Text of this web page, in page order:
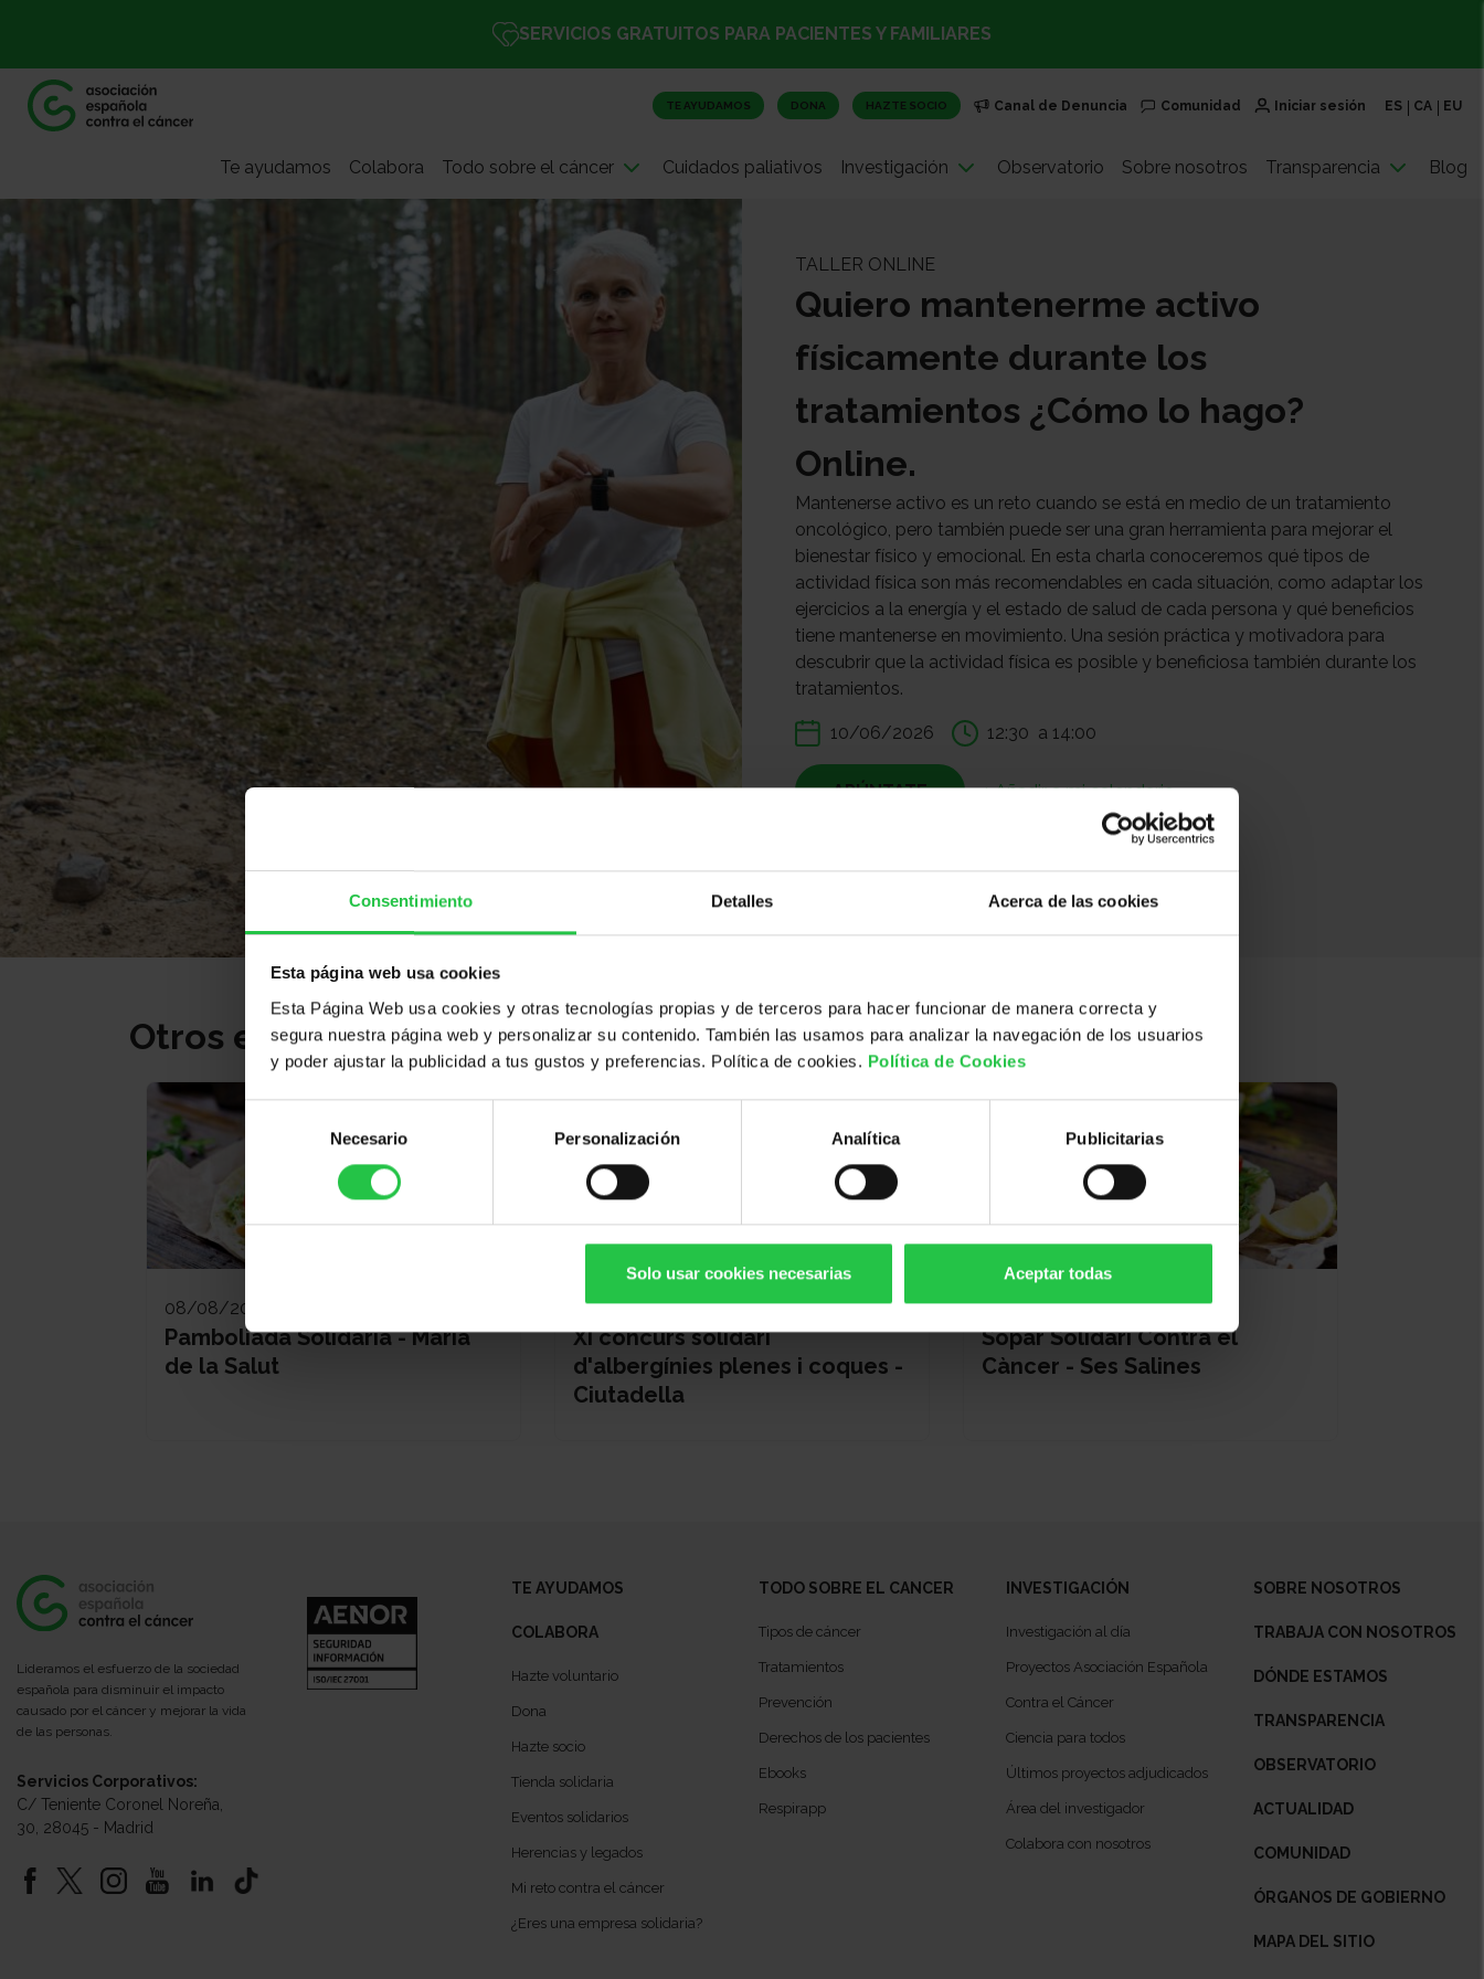
Consentimiento Detalles Acerca de las cookies
Esta página web usa cookies
Esta Página Web usa cookies y otras tecnologías propias y de terceros para hacer funcionar de manera correcta y
segura nuestra página web y personalizar su contenido. También las usamos para analizar la navegación de los usuarios
y poder ajustar la publicidad a tus gustos y preferencias. Política de cookies. Política de Cookies
Selección
de
consentimiento
Necesario Personalización Analítica Publicitarias
Solo usar cookies necesarias Aceptar todas
SERVICIOS GRATUITOS PARA PACIENTES Y FAMILIARES
TE AYUDAMOS DONA HAZTE SOCIO Canal de Denuncia Comunidad Iniciar sesión ES CA EU
Te ayudamos Colabora Todo sobre el cáncer Cuidados paliativos Investigación Observatorio Sobre nosotros Transparencia Blog
TALLER ONLINE
Quiero mantenerme activo
físicamente durante los
tratamientos ¿Cómo lo hago?
Online.
Mantenerse activo es un reto cuando se está en medio de un tratamiento
oncológico, pero también puede ser una gran herramienta para mejorar el
bienestar físico y emocional. En esta charla conoceremos qué tipos de
actividad física son más recomendables en cada situación, como adaptar los
ejercicios a la energía y el estado de salud de cada persona y qué beneficios
tiene mantenerse en movimiento. Una sesión práctica y motivadora para
descubrir que la actividad física es posible y beneficiosa también durante los
tratamientos.
10/06/2026 12:30 a 14:00
APÚNTATE + Añadir a mi calendario
Otros eventos
08/08/2026
Pamboliada Solidària - Maria
de la Salut
13/08/2026
XI concurs solidari
d'albergínies plenes i coques -
Ciutadella
19/08/2026
Sopar Solidari Contra el
Càncer - Ses Salines
Lideramos el esfuerzo de la sociedad
española para disminuir el impacto
causado por el cáncer y mejorar la vida
de las personas.
Servicios Corporativos:
C/ Teniente Coronel Noreña,
30, 28045 - Madrid
TE AYUDAMOS
COLABORA
Hazte voluntario
Dona
Hazte socio
Tienda solidaria
Eventos solidarios
Herencias y legados
Mi reto contra el cáncer
¿Eres una empresa solidaria?
TODO SOBRE EL CANCER
Tipos de cáncer
Tratamientos
Prevención
Derechos de los pacientes
Ebooks
Respirapp
INVESTIGACIÓN
Investigación al día
Proyectos Asociación Española
Contra el Cáncer
Ciencia para todos
Últimos proyectos adjudicados
Área del investigador
Colabora con nosotros
SOBRE NOSOTROS
TRABAJA CON NOSOTROS
DÓNDE ESTAMOS
TRANSPARENCIA
OBSERVATORIO
ACTUALIDAD
COMUNIDAD
ÓRGANOS DE GOBIERNO
MAPA DEL SITIO